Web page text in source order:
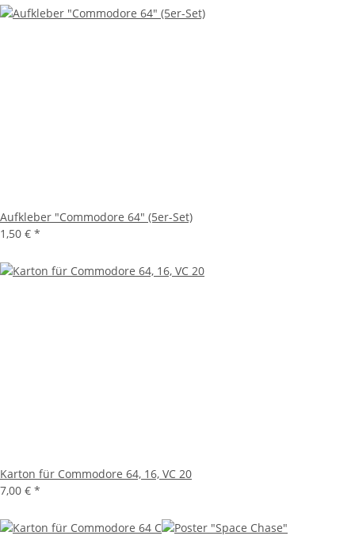
Aufkleber "Commodore 64" (5er-Set)
1,50 € *
Karton für Commodore 64, 16, VC 20
7,00 € *